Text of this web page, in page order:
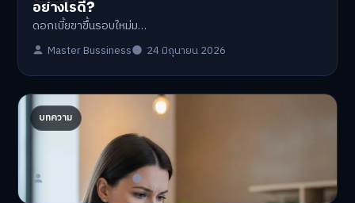
อย่างไรดี?
ดอกเบี้ยขาขึ้นรอบใหม่ม…
Master Bussiness 24 มิถุนายน 2026
บทความ
ปรับพอร์ตรับ ‘เงินดิจิทัล 2.0’ จัดสรรงบอย่างไรไม่
ให้พัง
'เงินดิจิทัล 2.0' มาแล…
Master Bussiness 23 มิถุนายน 2026